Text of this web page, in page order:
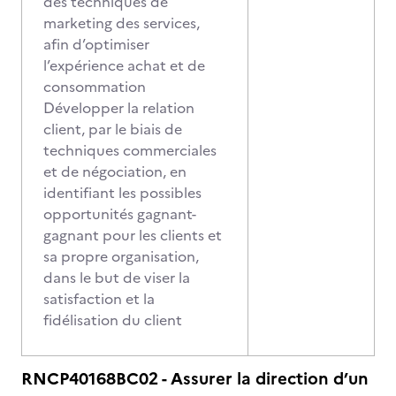
marketing des services,
afin d’optimiser
l’expérience achat et de
consommation
Développer la relation
client, par le biais de
techniques commerciales
et de négociation, en
identifiant les possibles
opportunités gagnant-
gagnant pour les clients et
sa propre organisation,
dans le but de viser la
satisfaction et la
fidélisation du client
RNCP40168BC02 - Assurer la direction d’un